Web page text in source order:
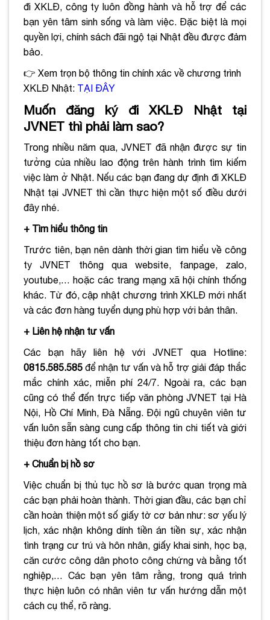
đi XKLĐ, công ty luôn đồng hành và hỗ trợ để các
bạn yên tâm sinh sống và làm việc. Đặc biệt là mọi
quyền lợi, chính sách đãi ngộ tại Nhật đều được đảm
bảo.
👉 Xem trọn bộ thông tin chính xác về chương trình
XKLĐ Nhật: TẠI ĐÂY
Muốn đăng ký đi XKLĐ Nhật tại
JVNET thì phải làm sao?
Trong nhiều năm qua, JVNET đã nhận được sự tin
tưởng của nhiều lao động trên hành trình tìm kiếm
việc làm ở Nhật. Nếu các bạn đang dự định đi XKLĐ
Nhật tại JVNET thì cần thực hiện một số điều dưới
đây nhé.
+ Tìm hiểu thông tin
Trước tiên, bạn nên dành thời gian tìm hiểu về công
ty JVNET thông qua website, fanpage, zalo,
youtube,… hoặc các trang mạng xã hội chính thống
khác. Từ đó, cập nhật chương trình XKLĐ mới nhất
và các đơn hàng tuyển dụng phù hợp với bản thân.
+ Liên hệ nhận tư vấn
Các bạn hãy liên hệ với JVNET qua Hotline:
0815.585.585 để nhận tư vấn và hỗ trợ giải đáp thắc
mắc chính xác, miễn phí 24/7. Ngoài ra, các bạn
cũng có thể đến trực tiếp văn phòng JVNET tại Hà
Nội, Hồ Chí Minh, Đà Nẵng. Đội ngũ chuyên viên tư
vấn luôn sẵn sàng cung cấp thông tin chi tiết và giới
thiệu đơn hàng tốt cho bạn.
+ Chuẩn bị hồ sơ
Việc chuẩn bị thủ tục hồ sơ là bước quan trọng mà
các bạn phải hoàn thành. Thời gian đầu, các bạn chỉ
cần hoàn thiện một số giấy tờ cơ bản như: sơ yếu lý
lịch, xác nhận không dính tiền án tiền sự, xác nhận
tình trạng cư trú và hôn nhân, giấy khai sinh, học bạ,
căn cước công dân photo công chứng và bằng tốt
nghiệp,… Các bạn yên tâm rằng, trong quá trình
thực hiện luôn có nhân viên tư vấn hướng dẫn một
cách cụ thể, rõ ràng.